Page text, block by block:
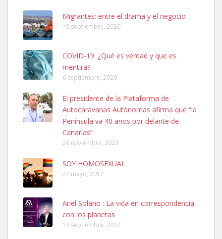
hembra, 4 años. Por motivos personales ...
Leales.org » Gran Canaria | 6.7.2025
SHIBA PERDIDO AVDA JOSE MESA Y LOPEZ
PERRO MACHO RAZA SHIBA CON MICROCHIP PERDIDO HOY
06/07/2025 ZONA MESA Y LOPEZ. ES MUY ASUSTADIZO
Leales.org » Gran Canaria | 6.7.2025
Ninfa perdida
Migrantes: entre el drama y el negocio
19 septiembre, 2020
COVID-19: ¿Qué es verdad y que es
mentira?
6 septiembre, 2020
El presidente de la Plataforma de
Autocaravanas Autónomas afirma que “la
Península va 40 años por delante de
Canarias”
26 noviembre, 2023
SOY HOMOSEXUAL
27 mayo, 2017
Ariel Solano : La vida en correspondencia
con los planetas
13 septiembre, 2017